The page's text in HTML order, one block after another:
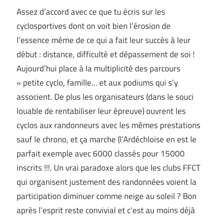
Assez d’accord avec ce que tu écris sur les
cyclosportives dont on voit bien l’érosion de
l’essence même de ce qui a fait leur succès à leur
début : distance, difficulté et dépassement de soi !
Aujourd’hui place à la multiplicité des parcours
« petite cyclo, famille… et aux podiums qui s’y
associent. De plus les organisateurs (dans le souci
louable de rentabiliser leur épreuve) ouvrent les
cyclos aux randonneurs avec les mêmes prestations
sauf le chrono, et ça marche (l’Ardéchloise en est le
parfait exemple avec 6000 classés pour 15000
inscrits !!!. Un vrai paradoxe alors que les clubs FFCT
qui organisent justement des randonnées voient la
participation diminuer comme neige au soleil ? Bon
après l’esprit reste convivial et c’est au moins déjà